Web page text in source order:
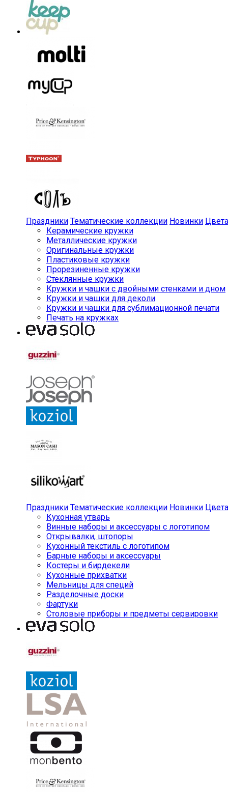
Праздники Тематические коллекции Новинки Цвета
Керамические кружки
Металлические кружки
Оригинальные кружки
Пластиковые кружки
Прорезиненные кружки
Стеклянные кружки
Кружки и чашки с двойными стенками и дном
Кружки и чашки для деколи
Кружки и чашки для сублимационной печати
Печать на кружках
Праздники Тематические коллекции Новинки Цвета
Кухонная утварь
Винные наборы и аксессуары с логотипом
Открывалки, штопоры
Кухонный текстиль с логотипом
Барные наборы и аксессуары
Костеры и бирдекели
Кухонные прихватки
Мельницы для специй
Разделочные доски
Фартуки
Столовые приборы и предметы сервировки